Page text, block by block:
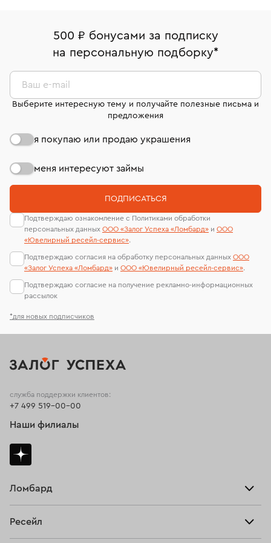
комиссионных украшений и часов смотрите на
странице«Возврат украшений»
филиала - 1 день, не считая день бронирования.
номер (УИН)
На особо ценные изделия получены
сертификаты МГУ и других геммологических
лабораторий
500 ₽ бонусами за подписку
на персональную подборку*
*для новых подписчиков
Ваш e-mail
Выберите интересную тему и получайте полезные письма и
предложения
я покупаю или продаю украшения
меня интересуют займы
ПОДПИСАТЬСЯ
Подтверждаю ознакомление с Политиками обработки
персональных данных ООО «Залог Успеха «Ломбард» и ООО
«Ювелирный ресейл-сервиc».
Подтверждаю согласия на обработку персональных данных ООО
«Залог Успеха «Ломбард» и ООО «Ювелирный ресейл-сервиc».
Подтверждаю согласие на получение рекламно-информационных
рассылок
Ломбард
Ресейл
служба поддержки клиентов:
+7 499 519-00-00
Наши филиалы